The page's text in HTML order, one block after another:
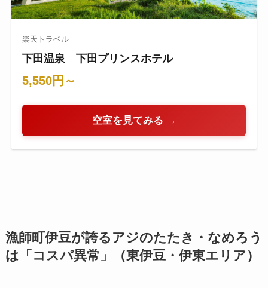
楽天トラベル
下田温泉 下田プリンスホテル
5,550円～
空室を見てみる →
漁師町伊豆が誇るアジのたたき・なめろう
は「コスパ異常」（東伊豆・伊東エリア）